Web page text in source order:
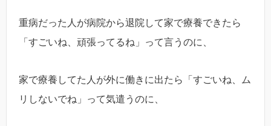
重病だった人が病院から退院して家で療養できたら
「すごいね、頑張ってるね」って言うのに、
家で療養してた人が外に働きに出たら「すごいね、ム
リしないでね」って気遣うのに、